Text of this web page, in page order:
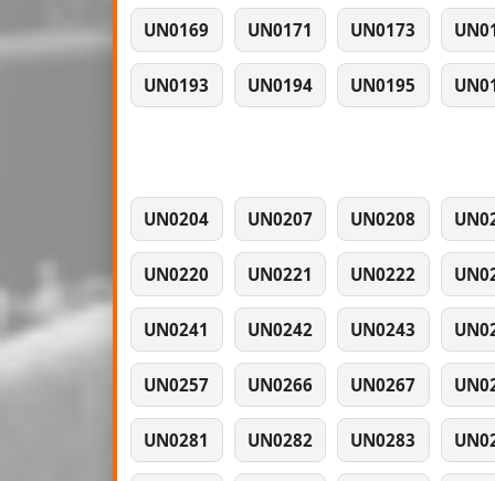
UN0169 UN0171 UN0173
UN0193 UN0194 UN0195
UN0204 UN0207 UN0208
UN0220 UN0221 UN0222
UN0241 UN0242 UN0243
UN0257 UN0266 UN0267
UN0281 UN0282 UN0283